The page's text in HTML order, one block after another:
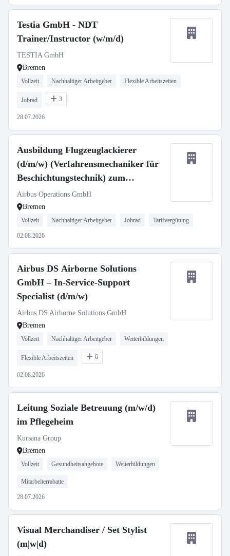
Testia GmbH - NDT
Trainer/Instructor (w/m/d)
TESTIA GmbH
Bremen
Vollzeit Nachhaltiger Arbeitgeber Flexible Arbeitszeiten
Jobrad 3
28.07.2026
Ausbildung Flugzeuglackierer
(d/m/w) (Verfahrensmechaniker für
Beschichtungstechnik) zum
01.09.2027
Airbus Operations GmbH
Bremen
Vollzeit Nachhaltiger Arbeitgeber Jobrad Tarifvergütung
02.08.2026
Airbus DS Airborne Solutions
GmbH – In-Service-Support
Specialist (d/m/w)
Airbus DS Airborne Solutions GmbH
Bremen
Vollzeit Nachhaltiger Arbeitgeber Weiterbildungen
Flexible Arbeitszeiten 6
02.08.2026
Leitung Soziale Betreuung (m/w/d)
im Pflegeheim
Kursana Group
Bremen
Vollzeit Gesundheitsangebote Weiterbildungen
Mitarbeiterrabatte
28.07.2026
Visual Merchandiser / Set Stylist
(m|w|d)